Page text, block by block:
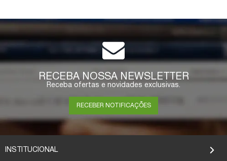
RECEBA NOSSA NEWSLETTER
Receba ofertas e novidades exclusivas.
RECEBER NOTIFICAÇÕES
INSTITUCIONAL